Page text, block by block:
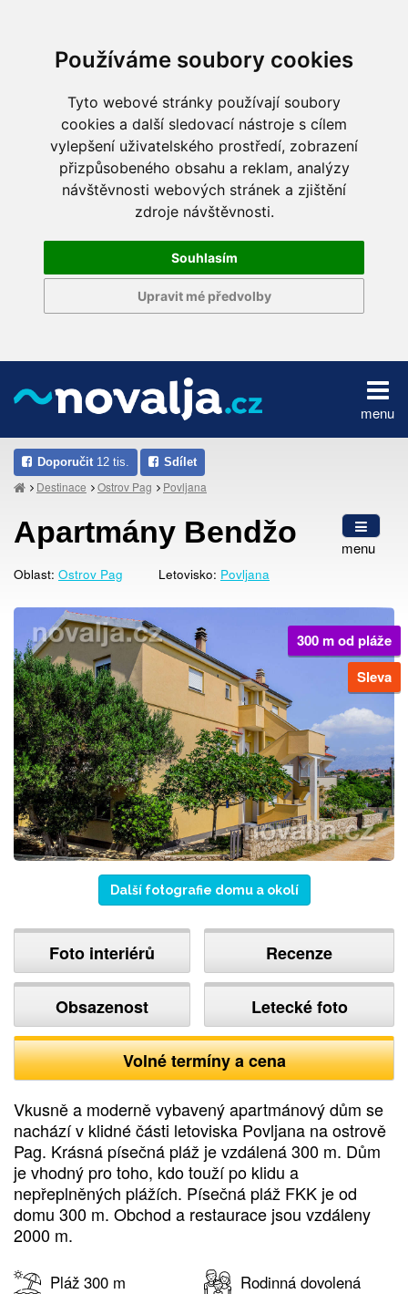
Používáme soubory cookies
Tyto webové stránky používají soubory
cookies a další sledovací nástroje s cílem
vylepšení uživatelského prostředí, zobrazení
přizpůsobeného obsahu a reklam, analýzy
návštěvnosti webových stránek a zjištění
zdroje návštěvnosti.
Souhlasím
Upravit mé předvolby
menu
Doporučit 12 tis. Sdílet
Destinace Ostrov Pag Povljana
menu
Apartmány Bendžo
Oblast: Ostrov Pag Letovisko: Povljana
300 m od pláže
Sleva
Další fotografie domu a okolí
Foto interiérů
Obsazenost
Recenze
Letecké foto
Volné termíny a cena
Vkusně a moderně vybavený apartmánový dům se
nachází v klidné části letoviska Povljana na ostrově
Pag. Krásná písečná pláž je vzdálená 300 m. Dům
je vhodný pro toho, kdo touží po klidu a
nepřeplněných plážích. Písečná pláž FKK je od
domu 300 m. Obchod a restaurace jsou vzdáleny
2000 m.
Pláž 300 m
Rodinná dovolená